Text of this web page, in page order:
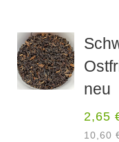
neu
2,65
10,60